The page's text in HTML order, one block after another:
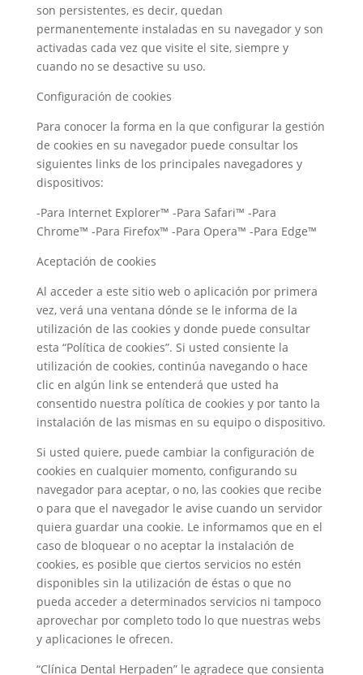
son persistentes, es decir, quedan
permanentemente instaladas en su navegador y son
activadas cada vez que visite el site, siempre y
cuando no se desactive su uso.
Configuración de cookies
Para conocer la forma en la que configurar la gestión
de cookies en su navegador puede consultar los
siguientes links de los principales navegadores y
dispositivos:
-Para Internet Explorer™ -Para Safari™ -Para
Chrome™ -Para Firefox™ -Para Opera™ -Para Edge™
Aceptación de cookies
Al acceder a este sitio web o aplicación por primera
vez, verá una ventana dónde se le informa de la
utilización de las cookies y donde puede consultar
esta “Política de cookies”. Si usted consiente la
utilización de cookies, continúa navegando o hace
clic en algún link se entenderá que usted ha
consentido nuestra política de cookies y por tanto la
instalación de las mismas en su equipo o dispositivo.
Si usted quiere, puede cambiar la configuración de
cookies en cualquier momento, configurando su
navegador para aceptar, o no, las cookies que recibe
o para que el navegador le avise cuando un servidor
quiera guardar una cookie. Le informamos que en el
caso de bloquear o no aceptar la instalación de
cookies, es posible que ciertos servicios no estén
disponibles sin la utilización de éstas o que no
pueda acceder a determinados servicios ni tampoco
aprovechar por completo todo lo que nuestras webs
y aplicaciones le ofrecen.
“Clínica Dental Herpaden” le agradece que consienta